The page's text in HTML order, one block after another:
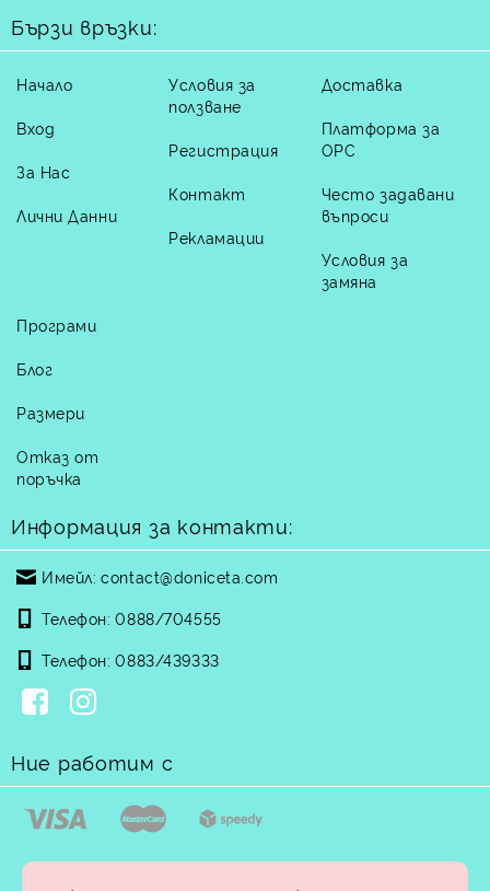
Бързи връзки:
Начало
Вход
За Нас
Лични Данни
Условия за
ползване
Регистрация
Контакт
Рекламации
Доставка
Платформа за
ОРС
Често задавани
въпроси
Условия за
замяна
Програми
Блог
Размери
Отказ от
поръчка
Информация за контакти:
Имейл: contact@doniceta.com
Телефон: 0888/704555
Телефон: 0883/439333
Ние работим с